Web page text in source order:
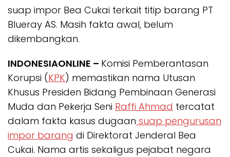
suap impor Bea Cukai terkait titip barang PT
Blueray AS. Masih fakta awal, belum
dikembangkan.
INDONESIAONLINE – Komisi Pemberantasan
Korupsi (KPK) memastikan nama Utusan
Khusus Presiden Bidang Pembinaan Generasi
Muda dan Pekerja Seni Raffi Ahmad tercatat
dalam fakta kasus dugaan suap pengurusan
impor barang di Direktorat Jenderal Bea
Cukai. Nama artis sekaligus pejabat negara